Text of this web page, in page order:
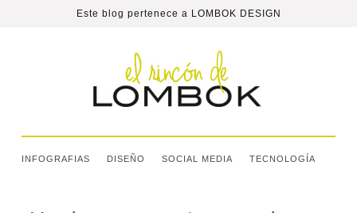
Este blog pertenece a LOMBOK DESIGN
INFOGRAFIAS DISEÑO SOCIAL MEDIA TECNOLOGÍA